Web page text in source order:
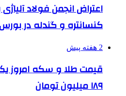
اعتراض انجمن فولاد
کنسانتره و گندله در
2 هفته پیش
قیمت طلا و سکه امروز
۱۸۹ میلیون تومان